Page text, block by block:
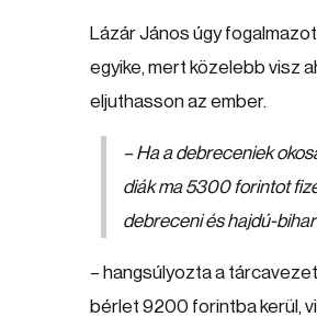
Lázár János úgy
egyike, mert közelebb visz
eljuthasson az ember.
– Ha a debreceniek
diák ma 5300 forintot
debreceni és hajdú-
– hangsúlyozta a
bérlet 9200 forintba kerül,